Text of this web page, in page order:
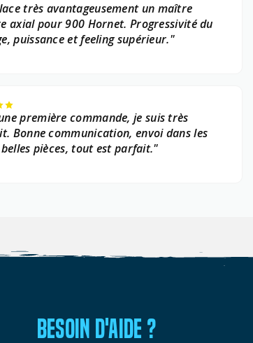
très avantageusement un maître
axial pour 900 Hornet. Progressivité du
puissance et feeling supérieur."
première commande, je suis très
Bonne communication, envoi dans les
pièces, tout est parfait."
BESOIN D'AIDE ?